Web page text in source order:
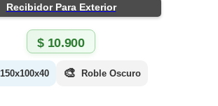
Recibidor Para Exterior
$10.900
150x100x40 🎨 Roble Oscuro